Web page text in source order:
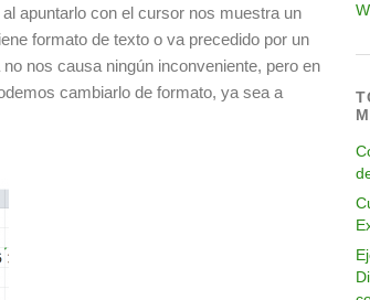
apuntarlo con el cursor nos muestra un
formato de texto o va precedido por un
nos causa ningún inconveniente, pero en
cambiarlo de formato, ya sea a